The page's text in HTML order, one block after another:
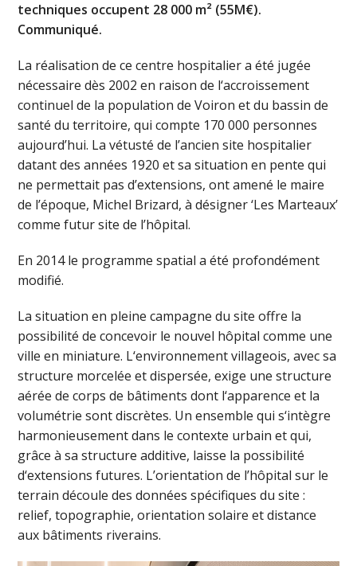
techniques occupent 28 000 m² (55M€).
Communiqué.
La réalisation de ce centre hospitalier a été jugée
nécessaire dès 2002 en raison de l‘accroissement
continuel de la population de Voiron et du bassin de
santé du territoire, qui compte 170 000 personnes
aujourd’hui. La vétusté de l’ancien site hospitalier
datant des années 1920 et sa situation en pente qui
ne permettait pas d’extensions, ont amené le maire
de l’époque, Michel Brizard, à désigner ‘Les Marteaux’
comme futur site de l’hôpital.
En 2014 le programme spatial a été profondément
modifié.
La situation en pleine campagne du site offre la
possibilité de concevoir le nouvel hôpital comme une
ville en miniature. L‘environnement villageois, avec sa
structure morcelée et dispersée, exige une structure
aérée de corps de bâtiments dont l‘apparence et la
volumétrie sont discrètes. Un ensemble qui s‘intègre
harmonieusement dans le contexte urbain et qui,
grâce à sa structure additive, laisse la possibilité
d‘extensions futures. L’orientation de l’hôpital sur le
terrain découle des données spécifiques du site :
relief, topographie, orientation solaire et distance
aux bâtiments riverains.